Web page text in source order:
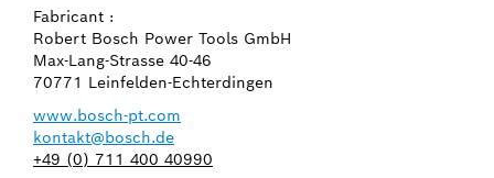
Fabricant :
Robert Bosch Power Tools GmbH
Max-Lang-Strasse 40-46
70771 Leinfelden-Echterdingen
www.bosch-pt.com
kontakt@bosch.de
+49 (0) 711 400 40990